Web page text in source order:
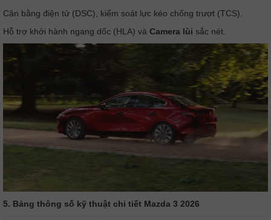
Cân bằng điện tử (DSC), kiểm soát lực kéo chống trượt (TCS).
Hỗ trợ khởi hành ngang dốc (HLA) và Camera lùi sắc nét.
5. Bảng thông số kỹ thuật chi tiết Mazda 3 2026